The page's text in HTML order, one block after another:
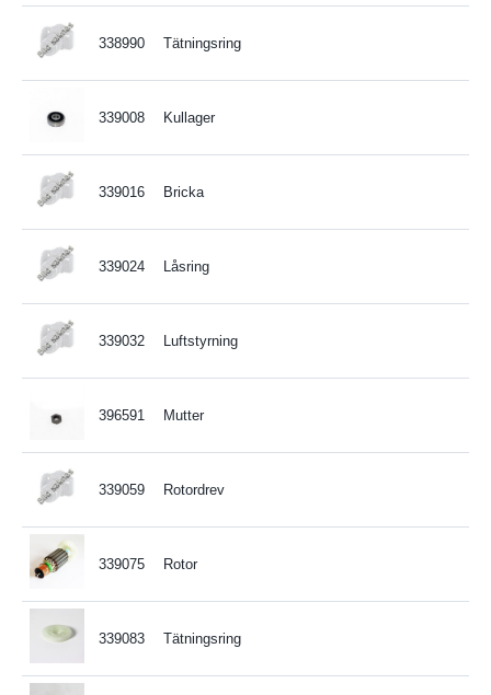
338990 Tätningsring
339008 Kullager
339016 Bricka
339024 Låsring
339032 Luftstyrning
396591 Mutter
339059 Rotordrev
339075 Rotor
339083 Tätningsring